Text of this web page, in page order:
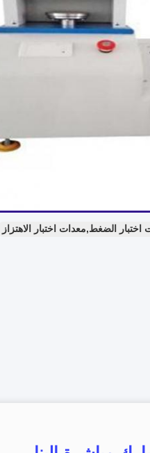
اختبار الضغط,معدات اختبار الاهتزاز